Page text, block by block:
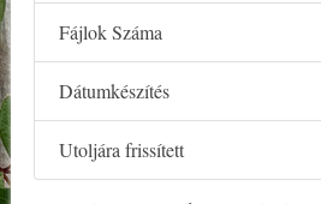
Fájlok Száma
Dátumkészítés
Utoljára frissített